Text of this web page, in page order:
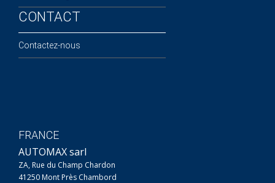
CONTACT
Contactez-nous
FRANCE
AUTOMAX sarl
ZA, Rue du Champ Chardon
41250 Mont Près Chambord